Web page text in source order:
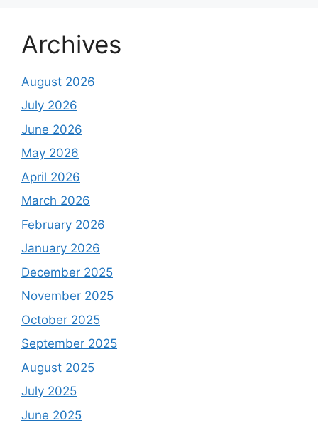
Archives
August 2026
July 2026
June 2026
May 2026
April 2026
March 2026
February 2026
January 2026
December 2025
November 2025
October 2025
September 2025
August 2025
July 2025
June 2025